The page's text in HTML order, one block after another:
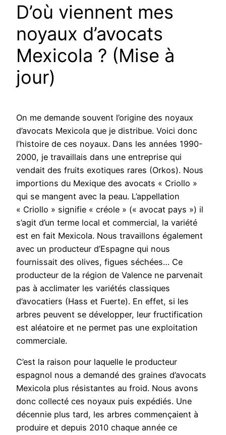
D’où viennent mes
noyaux d’avocats
Mexicola ? (Mise à
jour)
On me demande souvent l’origine des noyaux
d’avocats Mexicola que je distribue. Voici donc
l’histoire de ces noyaux. Dans les années 1990-
2000, je travaillais dans une entreprise qui
vendait des fruits exotiques rares (Orkos). Nous
importions du Mexique des avocats « Criollo »
qui se mangent avec la peau. L’appellation
« Criollo » signifie « créole » (« avocat pays ») il
s’agit d’un terme local et commercial, la variété
est en fait Mexicola. Nous travaillons également
avec un producteur d’Espagne qui nous
fournissait des olives, figues séchées… Ce
producteur de la région de Valence ne parvenait
pas à acclimater les variétés classiques
d’avocatiers (Hass et Fuerte). En effet, si les
arbres peuvent se développer, leur fructification
est aléatoire et ne permet pas une exploitation
commerciale.
C’est la raison pour laquelle le producteur
espagnol nous a demandé des graines d’avocats
Mexicola plus résistantes au froid. Nous avons
donc collecté ces noyaux puis expédiés. Une
décennie plus tard, les arbres commençaient à
produire et depuis 2010 chaque année ce